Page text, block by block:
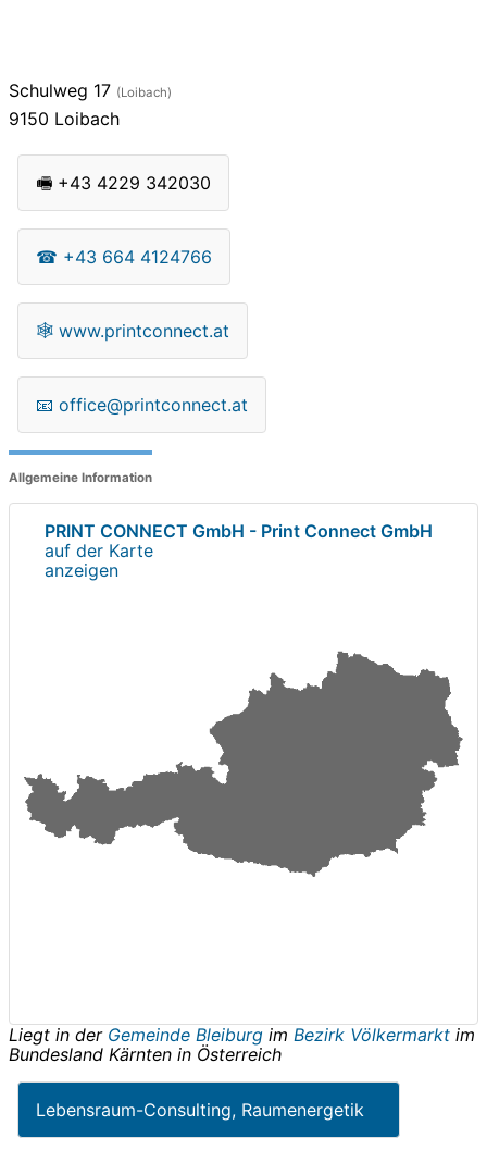
Schulweg 17 (Loibach)
9150 Loibach
🖷 +43 4229 342030
☎ +43 664 4124766
🕸 www.printconnect.at
📧 office@printconnect.at
Allgemeine Information
PRINT CONNECT GmbH - Print Connect GmbH
auf der Karte
anzeigen
Liegt in der Gemeinde Bleiburg im Bezirk Völkermarkt im
Bundesland Kärnten in Österreich
Lebensraum-Consulting, Raumenergetik